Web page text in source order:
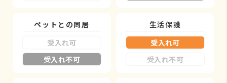
ペットとの同居
受入れ可
受入れ不可
生活保護
受入れ可
受入れ不可